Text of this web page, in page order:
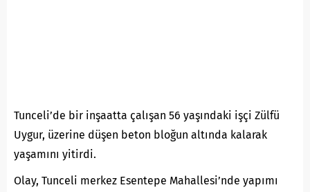
Tunceli’de bir inşaatta çalışan 56 yaşındaki işçi Zülfü
Uygur, üzerine düşen beton bloğun altında kalarak
yaşamını yitirdi.
Olay, Tunceli merkez Esentepe Mahallesi’nde yapımı